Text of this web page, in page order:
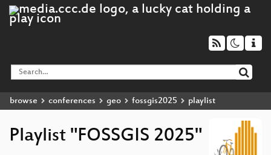
browse conferences geo fossgis2025 playlist
Playlist "FOSSGIS 2025"